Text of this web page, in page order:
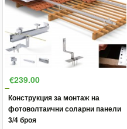
€239.00
Конструкция за монтаж на
фотоволтаични соларни панели
3/4 броя